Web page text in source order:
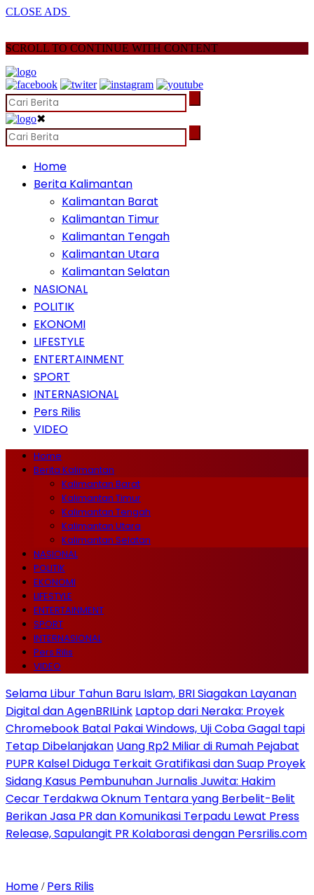
CLOSE ADS
SCROLL TO CONTINUE WITH CONTENT
✖
Home
Berita Kalimantan
Kalimantan Barat
Kalimantan Timur
Kalimantan Tengah
Kalimantan Utara
Kalimantan Selatan
NASIONAL
POLITIK
EKONOMI
LIFESTYLE
ENTERTAINMENT
SPORT
INTERNASIONAL
Pers Rilis
VIDEO
Home
Berita Kalimantan
Kalimantan Barat
Kalimantan Timur
Kalimantan Tengah
Kalimantan Utara
Kalimantan Selatan
NASIONAL
POLITIK
EKONOMI
LIFESTYLE
ENTERTAINMENT
SPORT
INTERNASIONAL
Pers Rilis
VIDEO
Selama Libur Tahun Baru Islam, BRI Siagakan Layanan
Digital dan AgenBRILink Laptop dari Neraka: Proyek
Chromebook Batal Pakai Windows, Uji Coba Gagal tapi
Tetap Dibelanjakan Uang Rp2 Miliar di Rumah Pejabat
PUPR Kalsel Diduga Terkait Gratifikasi dan Suap Proyek
Sidang Kasus Pembunuhan Jurnalis Juwita: Hakim
Cecar Terdakwa Oknum Tentara yang Berbelit-Belit
Berikan Jasa PR dan Komunikasi Terpadu Lewat Press
Release, Sapulangit PR Kolaborasi dengan Persrilis.com
Home / Pers Rilis